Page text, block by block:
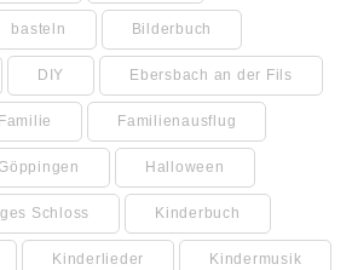
basteln Bilderbuch
DIY Ebersbach an der Fils
Familie Familienausflug
Halloween
Schloss Kinderbuch
Kinderlieder Kindermusik